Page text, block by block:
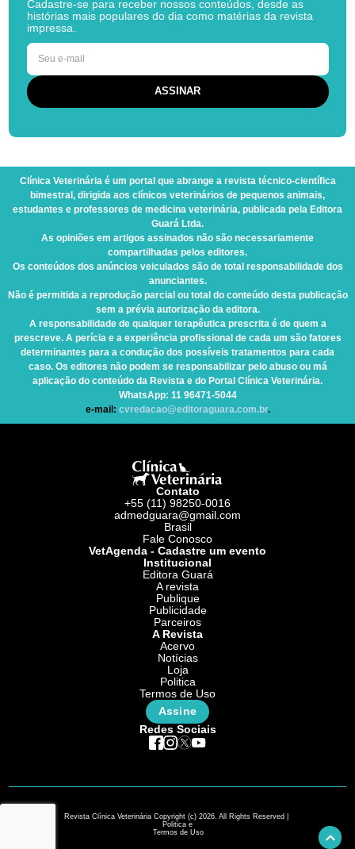
Cadastre-se para receber nossos conteúdos, desde as
histórias mais populares do dia como matérias da revista
impressa.
Clínica Veterinária é um portal que abrange a revista técnico-científica
bimestral, dirigida aos clínicos veterinários de pequenos animais,
estudantes e professores de medicina veterinária, publicada pela Editora
Guará Ltda.
As opiniões em artigos assinados não são necessariamente
compartilhadas pelos editores.
Os conteúdos dos anúncios veiculados são de total responsabilidade dos
anunciantes.
Não é permitida a reprodução parcial ou total do conteúdo desta publicação
sem a prévia autorização da editora.
A responsabilidade de qualquer terapêutica prescrita é de quem a
prescreve. A perícia e a experiência profissional de cada um são fatores
determinantes para a condução dos possíveis tratamentos para cada
caso. Os editores não podem se responsabilizar pelo abuso ou má
aplicação do conteúdo da Revista e do Portal Clínica Veterinária.
WhatsApp: 11 96471-5044
e-mail: cvredacao@editoraguara.com.br.
Contato
+55 (11) 98250-0016
admedguara@gmail.com
Brasil
Fale Conosco
VetAgenda - Cadastre um evento
Institucional
Editora Guará
A revista
Publique
Publicidade
Parceiros
A Revista
Acervo
Notícias
Loja
Politica
Termos de Uso
Assine
Redes Sociais
Revista Clínica Veterinária Copyright (c) 2026. All Rights Reserved |
Politica e
Termos de Uso